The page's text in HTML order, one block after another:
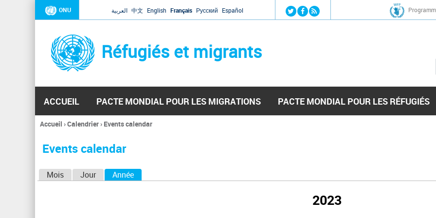
Jump to navigation
ONU العربية 中文 English Français Русский Español
Réfugiés et migrants
ACCUEIL PACTE MONDIAL POUR LES MIGRATIONS PACTE MONDIAL POUR LES RÉFUGIÉS
Vous
ici
Accueil ›Calendrier› Events calendar
Events calendar
Mois Jour Année
2023